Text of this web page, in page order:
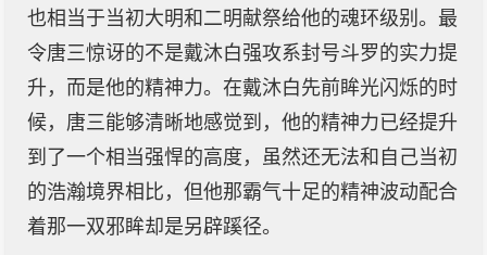
也相当于当初大明和二明献祭给他的魂环级别。最
令唐三惊讶的不是戴沐白强攻系封号斗罗的实力提
升，而是他的精神力。在戴沐白先前眸光闪烁的时
候，唐三能够清晰地感觉到，他的精神力已经提升
到了一个相当强悍的高度，虽然还无法和自己当初
的浩瀚境界相比，但他那霸气十足的精神波动配合
着那一双邪眸却是另辟蹊径。